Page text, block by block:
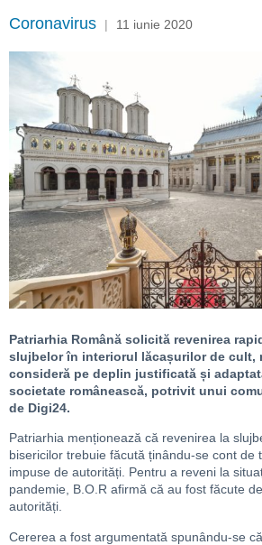
Coronavirus | 11 iunie 2020
Patriarhia Română solicită revenirea
slujbelor în interiorul lăcașurilor de cult,
consideră pe deplin justificată și
societate românească, potrivit unui
de Digi24.
Patriarhia menționează că revenirea la
bisericilor trebuie făcută ținându-se cont de
impuse de autorități. Pentru a reveni la
pandemie, B.O.R afirmă că au fost făcute
autorități.
Cererea a fost argumentată spunându-se